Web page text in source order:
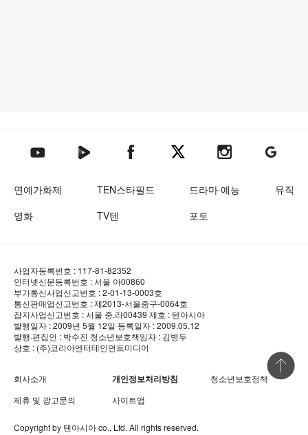
텐아시아 유튜브텐아시아 네이버TV텐아시아 페이스북텐아시아 엑스텐아시아 인스타그램
텐아시아
연예가화제 TEN스타필드 드라마·예능
뮤직
영화
TV텐 포토
사업자등록번호 : 117-81-82352
인터넷신문등록번호 : 서울 아00860
부가통신사업신고번호 : 2-01-13-0003호
통신판매업신고번호 : 제2013-서울중구-0064호
잡지사업신고번호 : 서울 중.라00439 제호 : 텐아시아
발행일자 : 2009년 5월 12일 등록일자 : 2009.05.12
발행·편집인 : 박수진 청소년보호책임자 : 김병두
상호 : (주)코리아엔터테인먼트미디어
회사소개 개인정보처리방침
청소년보호정책
제휴 및 광고문의
사이트맵
Copyright by 텐아시아co., Ltd. All rights reserved.
상단 바로